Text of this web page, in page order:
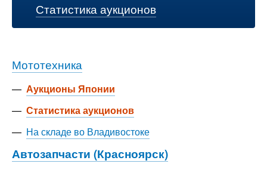
Статистика аукционов
Мототехника
— Аукционы Японии
— Статистика аукционов
— На складе во Владивостоке
Автозапчасти (Красноярск)